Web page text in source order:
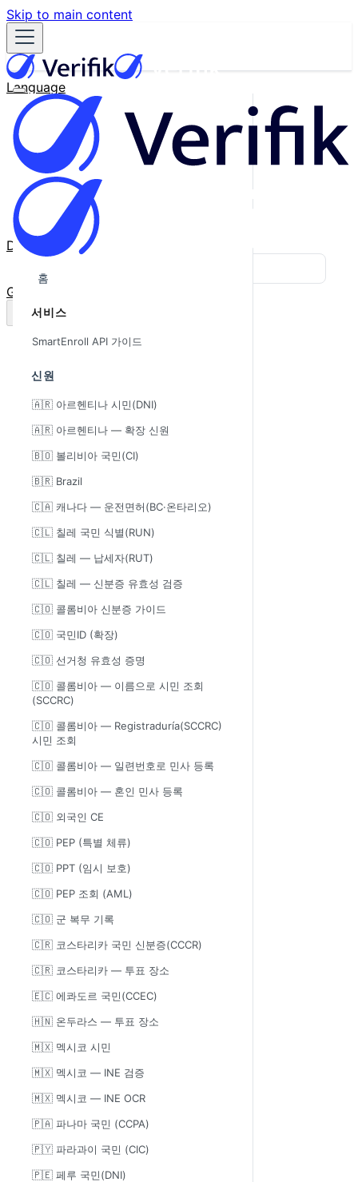
Skip to main content
Language
English
Español
Français
Português
한국어
日本語
中文
Docs
GitHub
홈
서비스
SmartEnroll API 가이드
신원
🇦🇷 아르헨티나 시민(DNI)
🇦🇷 아르헨티나 — 확장 신원
🇧🇴 볼리비아 국민(CI)
🇧🇷 Brazil
🇨🇦 캐나다 — 운전면허(BC·온타리오)
🇨🇱 칠레 국민 식별(RUN)
🇨🇱 칠레 — 납세자(RUT)
🇨🇱 칠레 — 신분증 유효성 검증
🇨🇴 콜롬비아 신분증 가이드
🇨🇴 국민ID (확장)
🇨🇴 선거청 유효성 증명
🇨🇴 콜롬비아 — 이름으로 시민 조회
(SCCRC)
🇨🇴 콜롬비아 — Registraduría(SCCRC)
시민 조회
🇨🇴 콜롬비아 — 일련번호로 민사 등록
🇨🇴 콜롬비아 — 혼인 민사 등록
🇨🇴 외국인 CE
🇨🇴 PEP (특별 체류)
🇨🇴 PPT (임시 보호)
🇨🇴 PEP 조회 (AML)
🇨🇴 군 복무 기록
🇨🇷 코스타리카 국민 신분증(CCCR)
🇨🇷 코스타리카 — 투표 장소
🇪🇨 에콰도르 국민(CCEC)
🇭🇳 온두라스 — 투표 장소
🇲🇽 멕시코 시민
🇲🇽 멕시코 — INE 검증
🇲🇽 멕시코 — INE OCR
🇵🇦 파나마 국민 (CCPA)
🇵🇾 파라과이 국민 (CIC)
🇵🇪 페루 국민(DNI)